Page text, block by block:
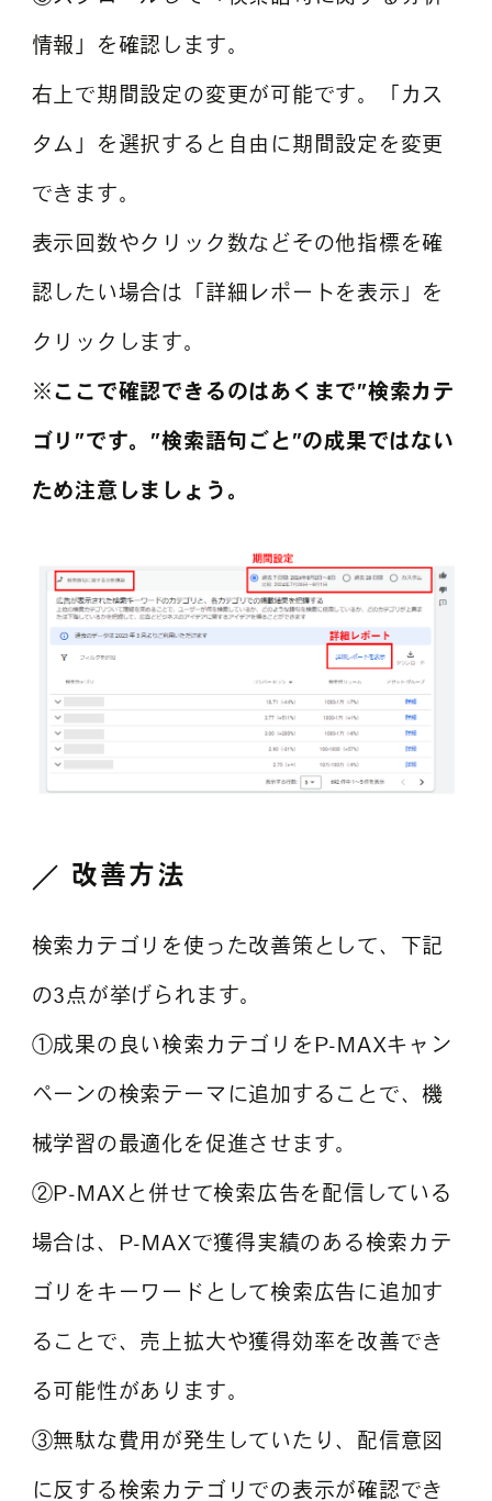
情報」を確認します。
右上で期間設定の変更が可能です。「カス
タム」を選択すると自由に期間設定を変更
できます。
表示回数やクリック数などその他指標を確
認したい場合は「詳細レポートを表示」を
クリックします。
※ここで確認できるのはあくまで”検索カテ
ゴリ”です。”検索語句ごと”の成果ではない
ため注意しましょう。
改善方法
検索カテゴリを使った改善策として、下記
の3点が挙げられます。
①成果の良い検索カテゴリをP-MAXキャン
ペーンの検索テーマに追加することで、機
械学習の最適化を促進させます。
②P-MAXと併せて検索広告を配信している
場合は、P-MAXで獲得実績のある検索カテ
ゴリをキーワードとして検索広告に追加す
ることで、売上拡大や獲得効率を改善でき
る可能性があります。
③無駄な費用が発生していたり、配信意図
に反する検索カテゴリでの表示が確認でき